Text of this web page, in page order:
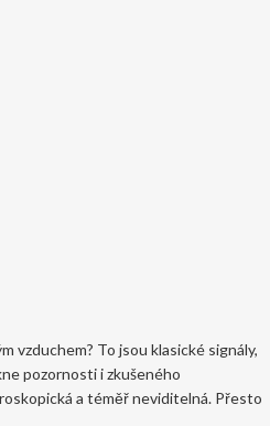
vzduchem? To jsou klasické signály,
pozornosti i zkušeného
a téměř neviditelná. Přesto